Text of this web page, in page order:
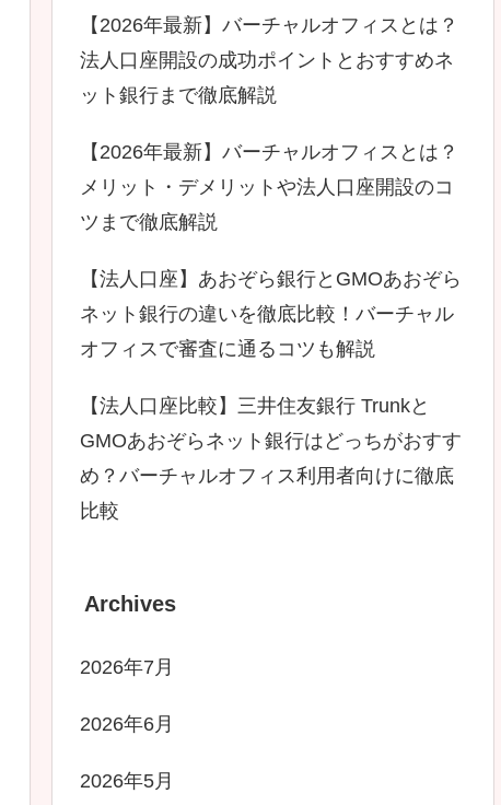
【2026年最新】バーチャルオフィスとは？
法人口座開設の成功ポイントとおすすめネ
ット銀行まで徹底解説
【2026年最新】バーチャルオフィスとは？
メリット・デメリットや法人口座開設のコ
ツまで徹底解説
【法人口座】あおぞら銀行とGMOあおぞら
ネット銀行の違いを徹底比較！バーチャル
オフィスで審査に通るコツも解説
【法人口座比較】三井住友銀行 Trunkと
GMOあおぞらネット銀行はどっちがおすす
め？バーチャルオフィス利用者向けに徹底
比較
Archives
2026年7月
2026年6月
2026年5月